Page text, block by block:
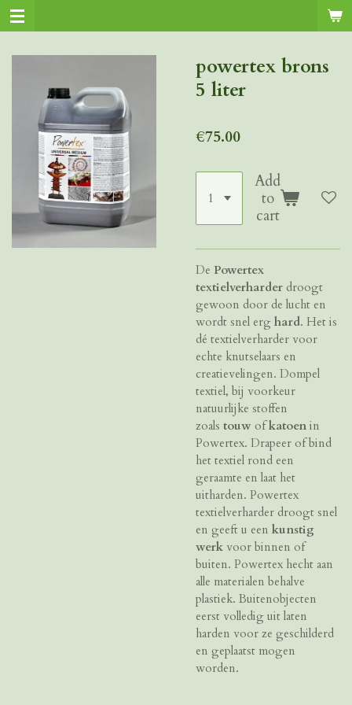
Skip
to
powertex brons
5 liter
€75.00
Add
to
cart
De Powertex
textielverharder droogt
gewoon door de lucht en
wordt snel erg hard. Het is
dé textielverharder voor
echte knutselaars en
creatievelingen. Dompel
textiel, bij voorkeur
natuurlijke stoffen
zoals touw ofkatoen in
Powertex. Drapeer of bind
het textiel rond een
geraamte en laat het
uitharden. Powertex
textielverharder droogt snel
en geeft u een kunstig
werk voor binnen of
buiten. Powertex hecht aan
alle materialen behalve
plastiek. Buitenobjecten
eerst volledig uit laten
harden voor ze geschilderd
en geplaatst mogen
worden.